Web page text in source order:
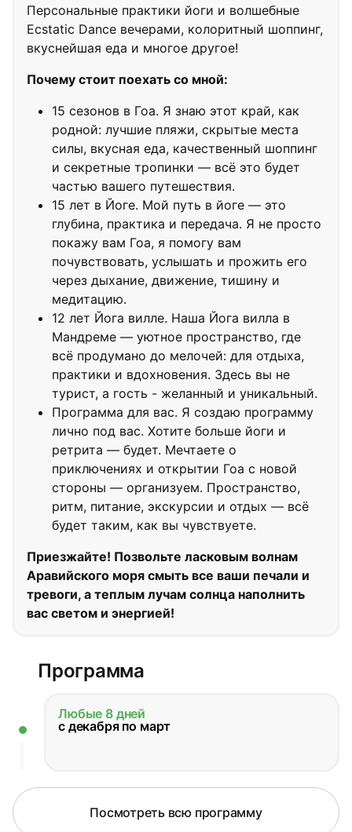
Персональные практики йоги и волшебные
Ecstatic Dance вечерами, колоритный шоппинг,
вкуснейшая еда и многое другое!
Почему стоит поехать со мной:
15 сезонов в Гоа. Я знаю этот край, как
родной: лучшие пляжи, скрытые места
силы, вкусная еда, качественный шоппинг
и секретные тропинки — всё это будет
частью вашего путешествия.
15 лет в Йоге. Мой путь в йоге — это
глубина, практика и передача. Я не просто
покажу вам Гоа, я помогу вам
почувствовать, услышать и прожить его
через дыхание, движение, тишину и
медитацию.
12 лет Йога вилле. Наша Йога вилла в
Мандреме — уютное пространство, где
всё продумано до мелочей: для отдыха,
практики и вдохновения. Здесь вы не
турист, а гость - желанный и уникальный.
Программа для вас. Я создаю программу
лично под вас. Хотите больше йоги и
ретрита — будет. Мечтаете о
приключениях и открытии Гоа с новой
стороны — организуем. Пространство,
ритм, питание, экскурсии и отдых — всё
будет таким, как вы чувствуете.
Приезжайте! Позвольте ласковым волнам
Аравийского моря смыть все ваши печали и
тревоги, а теплым лучам солнца наполнить
вас светом и энергией!
Программа
Любые 8 дней
с декабря по март
Посмотреть всю программу